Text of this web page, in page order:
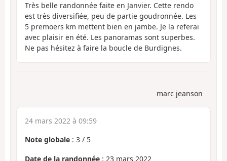
Très belle randonnée faite en Janvier. Cette rendo
est très diversifiée, peu de partie goudronnée. Les
5 premoers km mettent bien en jambe. Je la referai
avec plaisir en été. Les panoramas sont superbes.
Ne pas hésitez à faire la boucle de Burdignes.
marc jeanson
24 mars 2022 à 09:59
Note globale : 3 / 5
Date de la randonnée : 23 mars 2022